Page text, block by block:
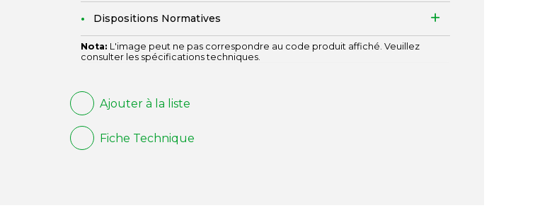
Dispositions Normatives
Nota: L'image peut ne pas correspondre au code produit affiché. Veuillez
consulter les spécifications techniques.
Ajouter à la liste
Fiche Technique